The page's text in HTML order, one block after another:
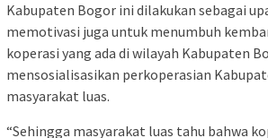
Kabupaten Bogor ini dilakukan sebagai
memotivasi juga untuk menumbuh
koperasi yang ada di wilayah Kabupaten
mensosialisasikan perkoperasian
masyarakat luas.
“Sehingga masyarakat luas tahu bahwa